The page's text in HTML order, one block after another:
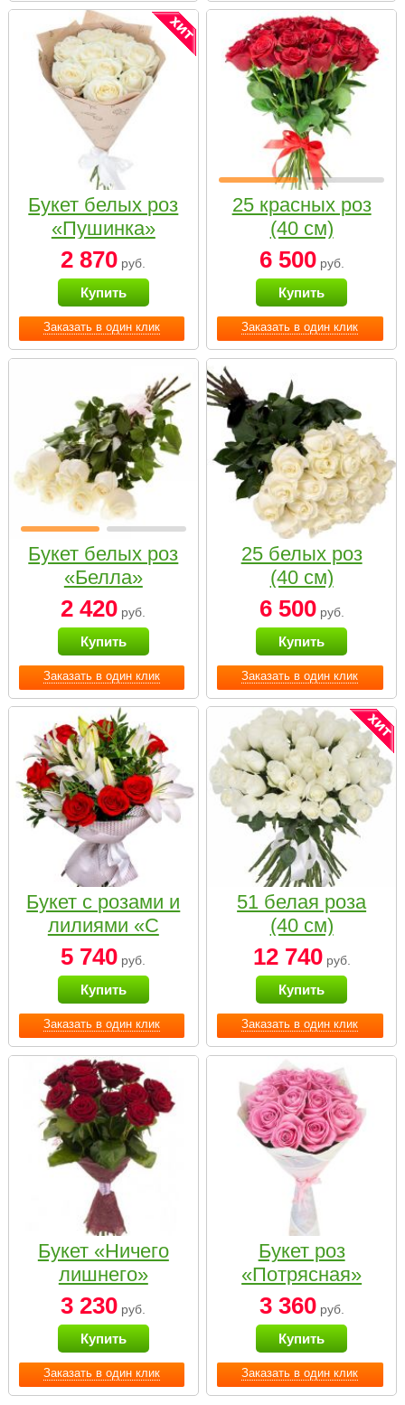
Заказать в один клик
Букет белых роз
«Пушинка»
2 870 руб.
Купить
Заказать в один клик
25 красных роз
(40 см)
6 500руб.
Купить
Заказать в один клик
Букет белых роз
«Белла»
2 420 руб.
Купить
Заказать в один клик
25 белых роз
(40 см)
6 500руб.
Купить
Заказать в один клик
Букет с розами и
лилиями «С
наилучшими
пожеланиями»
5 740 руб.
Купить
Заказать в один клик
51 белая роза
(40 см)
12 740руб.
Купить
Заказать в один клик
Букет «Ничего
лишнего»
3 230 руб.
Купить
Заказать в один клик
Букет роз
«Потрясная»
3 360руб.
Купить